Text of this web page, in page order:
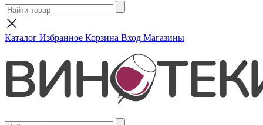
Каталог Избранное Корзина Вход Магазины